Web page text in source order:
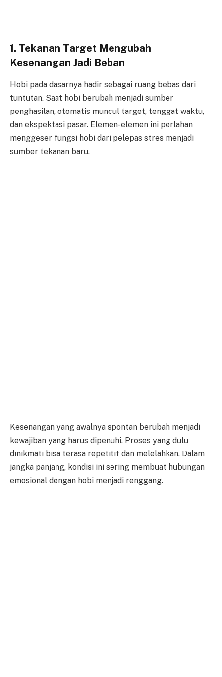
1. Tekanan Target Mengubah
Kesenangan Jadi Beban
Hobi pada dasarnya hadir sebagai ruang bebas dari
tuntutan. Saat hobi berubah menjadi sumber
penghasilan, otomatis muncul target, tenggat waktu,
dan ekspektasi pasar. Elemen-elemen ini perlahan
menggeser fungsi hobi dari pelepas stres menjadi
sumber tekanan baru.
Kesenangan yang awalnya spontan berubah menjadi
kewajiban yang harus dipenuhi. Proses yang dulu
dinikmati bisa terasa repetitif dan melelahkan. Dalam
jangka panjang, kondisi ini sering membuat hubungan
emosional dengan hobi menjadi renggang.